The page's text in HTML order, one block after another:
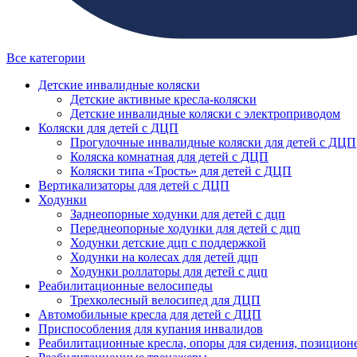
Все категории
Детские инвалидные коляски
Детские активные кресла-коляски
Детские инвалидные коляски с электроприводом
Коляски для детей с ДЦП
Прогулочные инвалидные коляски для детей с ДЦП
Коляска комнатная для детей с ДЦП
Коляски типа «Трость» для детей с ДЦП
Вертикализаторы для детей с ДЦП
Ходунки
Заднеопорные ходунки для детей с дцп
Переднеопорные ходунки для детей с дцп
Ходунки детские дцп с поддержкой
Ходунки на колесах для детей дцп
Ходунки роллаторы для детей с дцп
Реабилитационные велосипеды
Трехколесный велосипед для ДЦП
Автомобильные кресла для детей с ДЦП
Приспособления для купания инвалидов
Реабилитационные кресла, опоры для сидения,